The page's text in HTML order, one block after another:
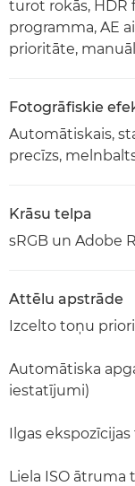
turot rokās, HDR
programma, AE
prioritāte,
Fotogrāfiskie
Automātiskais,
precīzs,
Krāsu telpa
sRGB un Adobe
Attēlu apstrāde
Izcelto toņu
Automātiska
iestatījumi)
Ilgas
Liela ISO ātruma